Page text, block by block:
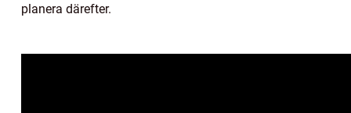
planera därefter.